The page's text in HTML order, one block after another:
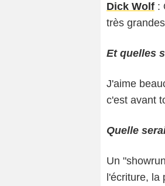
Dick Wolf :
très
Et quelles
J'aime
c'est avant
Quelle
Un
l'écriture,